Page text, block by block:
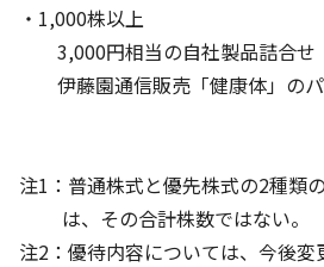
・1,000株以上
3,000円相当の自社製品詰合せ
伊藤園通信販売「健康体」のパ
（50%割引ク
注1：普通株式と優先株式の2種類
は、その合計株数ではない。
注2：優待内容については、今後変